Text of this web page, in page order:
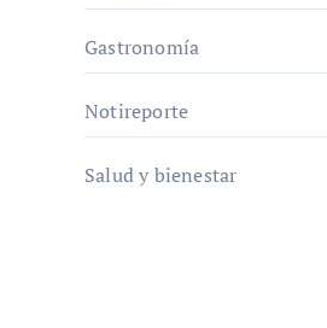
Gastronomía
Notireporte
Salud y bienestar